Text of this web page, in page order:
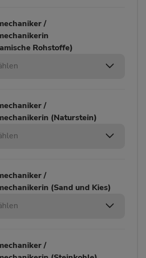
/
Rohstoffe)
/
(Naturstein)
/
(Sand und Kies)
/